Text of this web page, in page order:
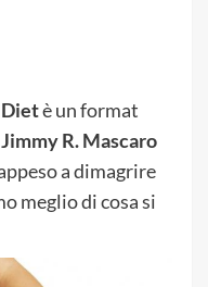
Dietè un format
Jimmy R. Mascaro
a dimagrire
meglio di cosa si